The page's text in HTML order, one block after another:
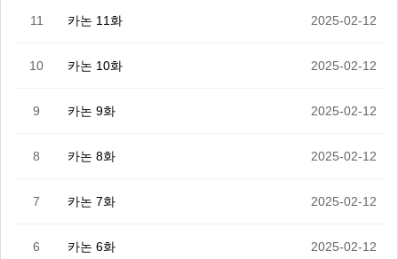
11 카논 11화 2025-02-12
10 카논 10화 2025-02-12
9 카논 9화 2025-02-12
8 카논 8화 2025-02-12
7 카논 7화 2025-02-12
6 카논 6화 2025-02-12